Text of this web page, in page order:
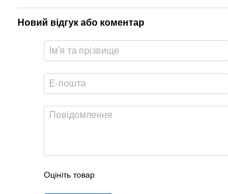
Новий відгук або коментар
Оцініть товар